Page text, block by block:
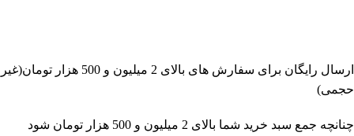
ارسال رایگان برای سفارش های بالای 2 میلیون و 500 هزار تومان(غیر
حجمی)
چنانچه جمع سبد خرید شما بالای 2 میلیون و 500 هزار تومان شود